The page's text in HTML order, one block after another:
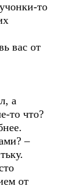
то
вас от
а
то что?
–
от